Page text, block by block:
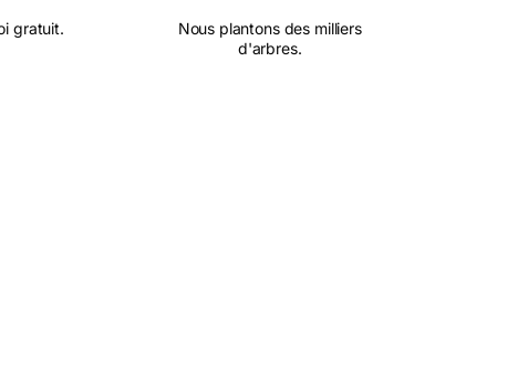
gratuit.
Nous plantons des milliers
d'arbres.